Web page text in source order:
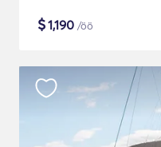
$1,190 /öö